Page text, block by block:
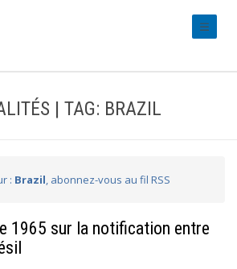
| TAG: BRAZIL
: Brazil, abonnez-vous au fil RSS
1965 sur la notification entre